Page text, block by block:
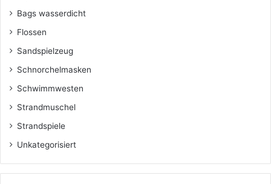
Bags wasserdicht
Flossen
Sandspielzeug
Schnorchelmasken
Schwimmwesten
Strandmuschel
Strandspiele
Unkategorisiert